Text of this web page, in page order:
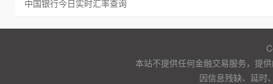
中国银行今日实时汇率查询
本站不提供任何金融交易服务，提
因信息残缺、延时